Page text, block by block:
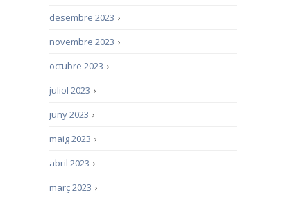
›
desembre 2023
›
novembre 2023
›
octubre 2023
›
juliol 2023
›
juny 2023
›
maig 2023
›
abril 2023
›
març 2023